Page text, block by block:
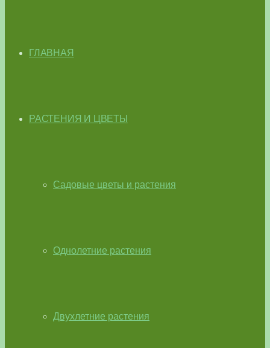
ГЛАВНАЯ
РАСТЕНИЯ И ЦВЕТЫ
Садовые цветы и растения
Однолетние растения
Двухлетние растения